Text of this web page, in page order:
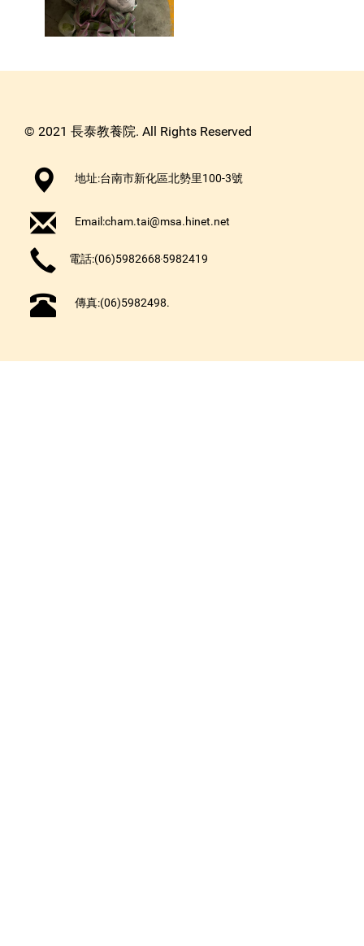
© 2021 長泰教養院. All Rights Reserved
地址:台南市新化區北勢里100-3號
Email:cham.tai@msa.hinet.net
電話:(06)5982668‧5982419
傳真:(06)5982498.